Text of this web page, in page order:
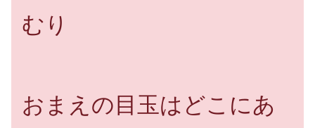
むり
おまえの目玉はどこにあ